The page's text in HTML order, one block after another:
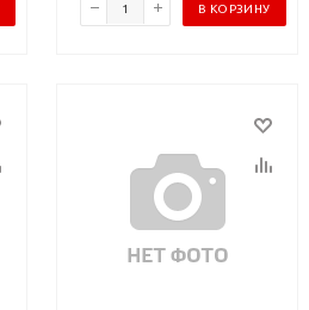
В КОРЗИНУ